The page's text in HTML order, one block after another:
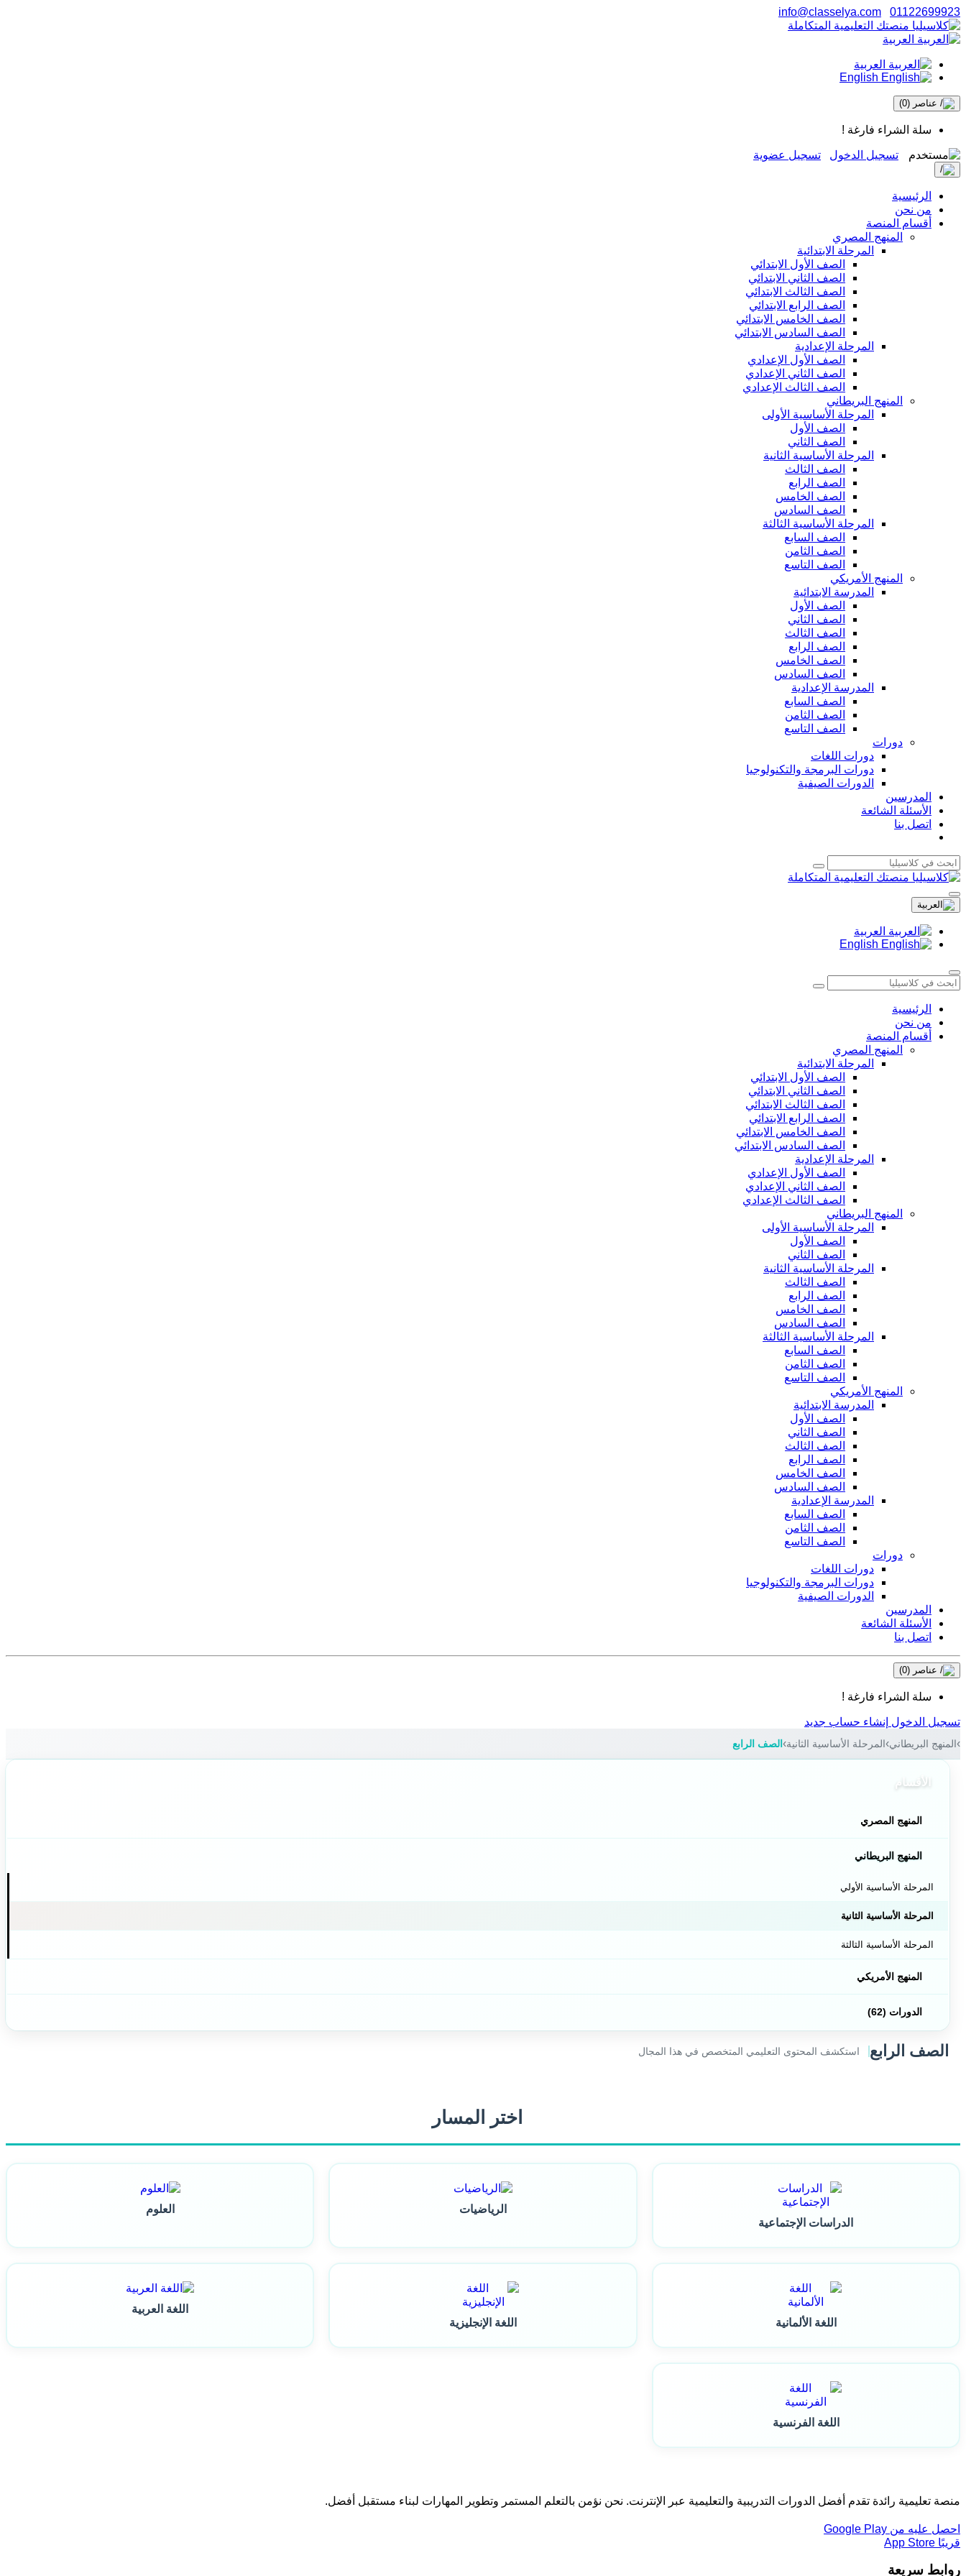
01122699923
info@classelya.com
العربية
العربية
English
عناصر (0)
سلة الشراء فارغة !
تسجيل الدخول تسجيل عضوية
الرئيسية
من نحن
أقسام المنصة
المنهج المصري
المرحلة الابتدائية
الصف الأول الابتدائي
الصف الثاني الابتدائي
الصف الثالث الابتدائي
الصف الرابع الابتدائي
الصف الخامس الابتدائي
الصف السادس الابتدائي
المرحلة الإعدادية
الصف الأول الإعدادي
الصف الثاني الإعدادي
الصف الثالث الإعدادي
المنهج البريطاني
المرحلة الأساسية الأولى
الصف الأول
الصف الثاني
المرحلة الأساسية الثانية
الصف الثالث
الصف الرابع
الصف الخامس
الصف السادس
المرحلة الأساسية الثالثة
الصف السابع
الصف الثامن
الصف التاسع
المنهج الأمريكي
المدرسة الابتدائية
الصف الأول
الصف الثاني
الصف الثالث
الصف الرابع
الصف الخامس
الصف السادس
المدرسة الإعدادية
الصف السابع
الصف الثامن
الصف التاسع
دورات
دورات اللغات
دورات البرمجة والتكنولوجيا
الدورات الصيفية
المدرسين
الأسئلة الشائعة
اتصل بنا
العربية
الرئيسية
من نحن
أقسام المنصة
المنهج المصري
المرحلة الابتدائية
الصف الأول الابتدائي
الصف الثاني الابتدائي
الصف الثالث الابتدائي
الصف الرابع الابتدائي
الصف الخامس الابتدائي
الصف السادس الابتدائي
المرحلة الإعدادية
الصف الأول الإعدادي
الصف الثاني الإعدادي
الصف الثالث الإعدادي
المنهج البريطاني
المرحلة الأساسية الأولى
الصف الأول
الصف الثاني
المرحلة الأساسية الثانية
الصف الثالث
الصف الرابع
الصف الخامس
الصف السادس
المرحلة الأساسية الثالثة
الصف السابع
الصف الثامن
الصف التاسع
المنهج الأمريكي
المدرسة الابتدائية
الصف الأول
الصف الثاني
الصف الثالث
الصف الرابع
الصف الخامس
الصف السادس
المدرسة الإعدادية
الصف السابع
الصف الثامن
الصف التاسع
دورات
دورات اللغات
دورات البرمجة والتكنولوجيا
الدورات الصيفية
المدرسين
الأسئلة الشائعة
اتصل بنا
عناصر (0)
سلة الشراء فارغة !
تسجيل الدخول إنشاء حساب جديد
المنهج البريطاني المرحلة الأساسية الثانية الصف الرابع
الأقسام
المنهج المصري
المنهج البريطاني
المرحلة الأساسية الأولي
المرحلة الأساسية الثانية
المرحلة الأساسية الثالثة
المنهج الأمريكي
الدورات (62)
الصف الرابع استكشف المحتوى التعليمي المتخصص في هذا المجال
اختر المسار
الدراسات الإجتماعية
الرياضيات العلوم
اللغة الألمانية اللغة الإنجليزية
اللغة العربية
اللغة الفرنسية
منصة تعليمية رائدة تقدم أفضل الدورات التدريبية والتعليمية عبر الإنترنت. نحن نؤمن بالتعلم المستمر وتطوير المهارات لبناء مستقبل أفضل.
احصل عليه من Google Play
قريبًا App Store
روابط سريعة